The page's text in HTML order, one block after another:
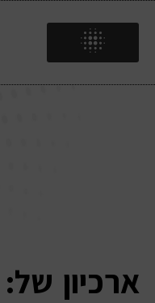
עסקית מצוינת!
ארכיון של: